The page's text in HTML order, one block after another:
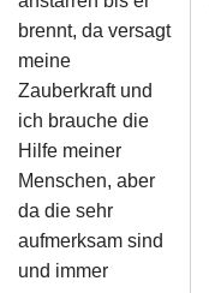
brennt, da versagt
meine
Zauberkraft und
ich brauche die
Hilfe meiner
Menschen, aber
da die sehr
aufmerksam sind
und immer